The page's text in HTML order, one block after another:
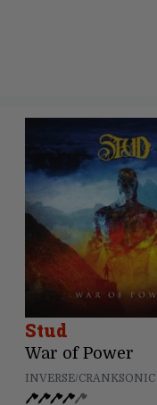
Stud
War of Power
INVERSE/CRANKSONIC